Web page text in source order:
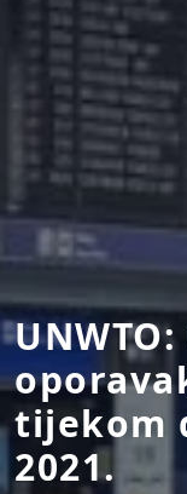
tijekom
2021.